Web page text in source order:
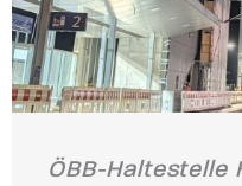
ÖBB-Haltestelle